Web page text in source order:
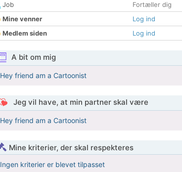
Job
Fortæller dig
Mine venner
Log ind
Medlem siden
Log ind
A bit om mig
Hey friend am a Cartoonist
Jeg vil have, at min partner skal være
Hey friend am a Cartoonist
Mine kriterier, der skal respekteres
Ingen kriterier er blevet tilpasset